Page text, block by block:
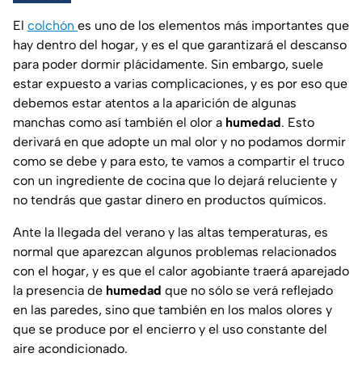
El colchón es uno de los elementos más importantes que
hay dentro del hogar, y es el que garantizará el descanso
para poder dormir plácidamente. Sin embargo, suele
estar expuesto a varias complicaciones, y es por eso que
debemos estar atentos a la aparición de algunas
manchas como así también el olor a humedad. Esto
derivará en que adopte un mal olor y no podamos dormir
como se debe y para esto, te vamos a compartir el truco
con un ingrediente de cocina que lo dejará reluciente y
no tendrás que gastar dinero en productos químicos.
Ante la llegada del verano y las altas temperaturas, es
normal que aparezcan algunos problemas relacionados
con el hogar, y es que el calor agobiante traerá aparejado
la presencia de humedad que no sólo se verá reflejado
en las paredes, sino que también en los malos olores y
que se produce por el encierro y el uso constante del
aire acondicionado.